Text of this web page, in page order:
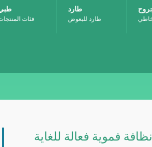
فئات
طارد
طارد للبعوض
فموية فعالة للغاية